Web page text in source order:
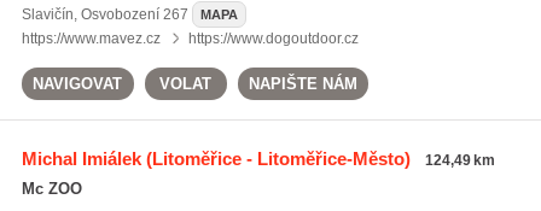
Slavičín, Osvobození 267 MAPA
https://www.mavez.cz https://www.dogoutdoor.cz
NAVIGOVAT VOLAT NAPIŠTE NÁM
Michal Imiálek(Litoměřice - Litoměřice-Město) 124,49 km
Mc ZOO